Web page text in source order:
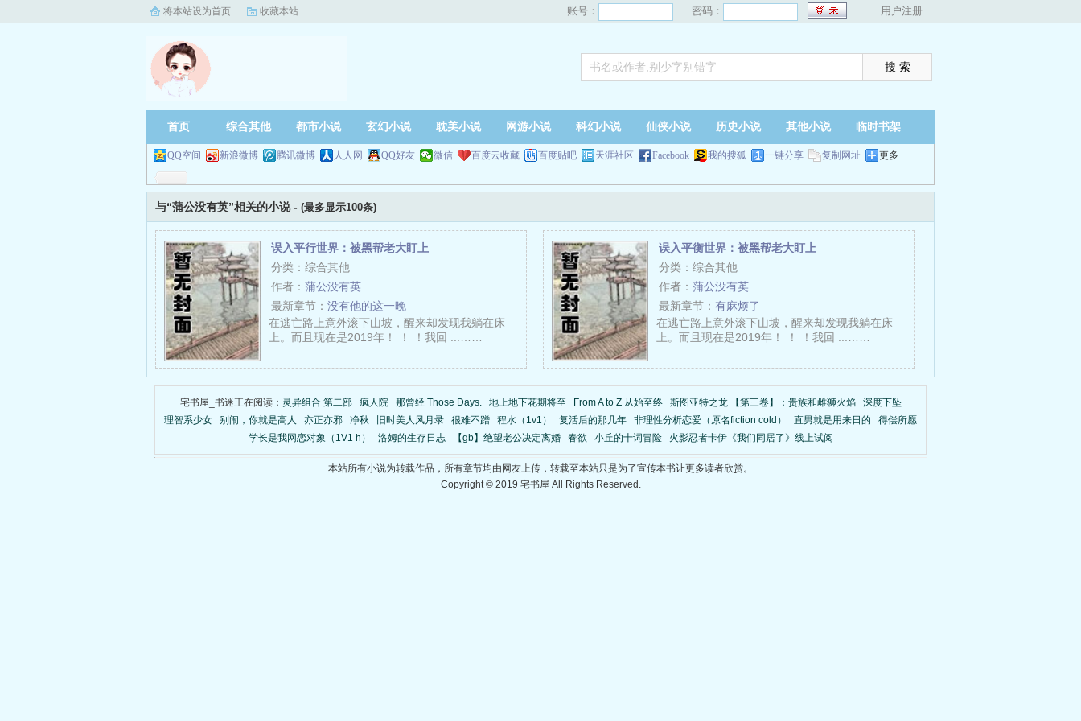
将本站设为首页 收藏本站 账号： 密码： 用户注册
首页 综合其他 都市小说 玄幻小说 耽美小说 网游小说 科幻小说 仙侠小说 历史小说 其他小说 临时书架
QQ空间 新浪微博 腾讯微博 人人网 QQ好友 微信 百度云收藏 百度贴吧 天涯社区 Facebook 我的搜狐 一键分享 复制网址 更多
与“蒲公没有英”相关的小说 - (最多显示100条)
误入平行世界：被黑帮老大盯上
分类：综合其他
作者： 蒲公没有英
最新章节： 没有他的这一晚
在逃亡路上意外滚下山坡，醒来却发现我躺在床
上。而且现在是2019年！ ！ ！我回 ...……
误入平衡世界：被黑帮老大盯上
分类：综合其他
作者： 蒲公没有英
最新章节： 有麻烦了
在逃亡路上意外滚下山坡，醒来却发现我躺在床
上。而且现在是2019年！ ！ ！我回 ...……
宅书屋_书迷正在阅读： 灵异组合 第二部 疯人院 那曾经 Those Days. 地上地下花期将至 From A to Z 从始至终 斯图亚特之龙 【第三卷】：贵族和雌狮火焰
深度下坠
理智系少女
别闹，你就是高人 亦正亦邪 净秋 旧时美人风月录 很难不蹭 程水（1v1） 复活后的那几年 非理性分析恋爱（原名fiction cold） 直男就是用来日的
得偿所愿
学长是我网恋对象（1V1 h）
洛姆的生存日志 【gb】绝望老公决定离婚 春欲 小丘的十词冒险 火影忍者卡伊《我们同居了》线上试阅
本站所有小说为转载作品，所有章节均由网友上传，转载至本站只是为了宣传本书让更多读者欣赏。
Copyright © 2019 宅书屋 All Rights Reserved.